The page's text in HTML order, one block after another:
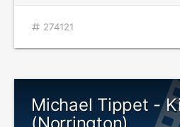
274121
Michael Tippet -